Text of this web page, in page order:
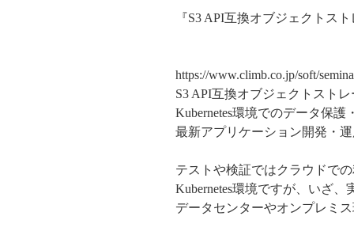
『S3 API互換オブジェクトス
https://www.climb.co.jp/soft/
S3 API互換オブジェクトスト
Kubernetes環境でのデータ保護
最新アプリケーション開発・
テストや検証ではクラウドで
Kubernetes環境ですが、いざ
データセンターやオンプレミ